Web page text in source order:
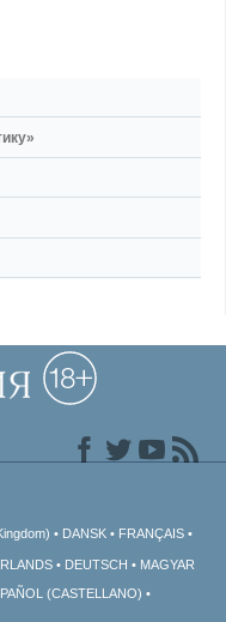
DANSK FRANÇAIS
DEUTSCH
MAGYAR
(CASTELLANO)